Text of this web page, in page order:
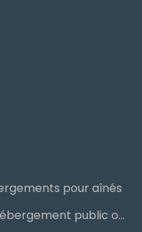
pour aînés
Les étapes pour trouver un hébergement public ou privé